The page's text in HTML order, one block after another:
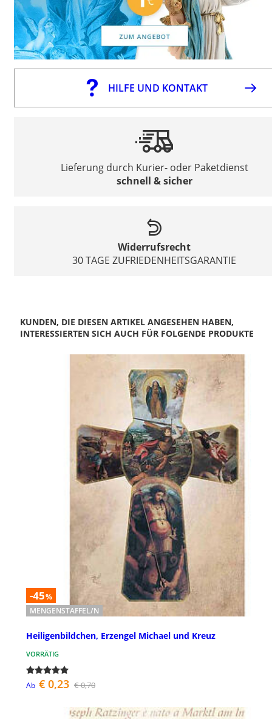
HILFE UND KONTAKT
Lieferung durch Kurier- oder Paketdienst
schnell & sicher
Widerrufsrecht
30 TAGE ZUFRIEDENHEITSGARANTIE
KUNDEN, DIE DIESEN ARTIKEL ANGESEHEN HABEN,
INTERESSIERTEN SICH AUCH FÜR FOLGENDE PRODUKTE
-45%
MENGENSTAFFEL/N
Heiligenbildchen, Erzengel Michael und Kreuz
VORRÄTIG
Ab € 0,23 € 0,70